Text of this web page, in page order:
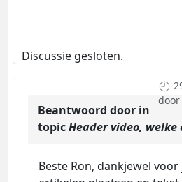
Discussie gesloten.
door
Beantwoord door in
topicHeader video, welke
Beste Ron, dankjewel